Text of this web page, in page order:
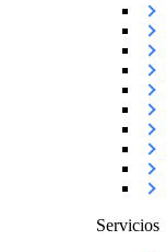
Servicios